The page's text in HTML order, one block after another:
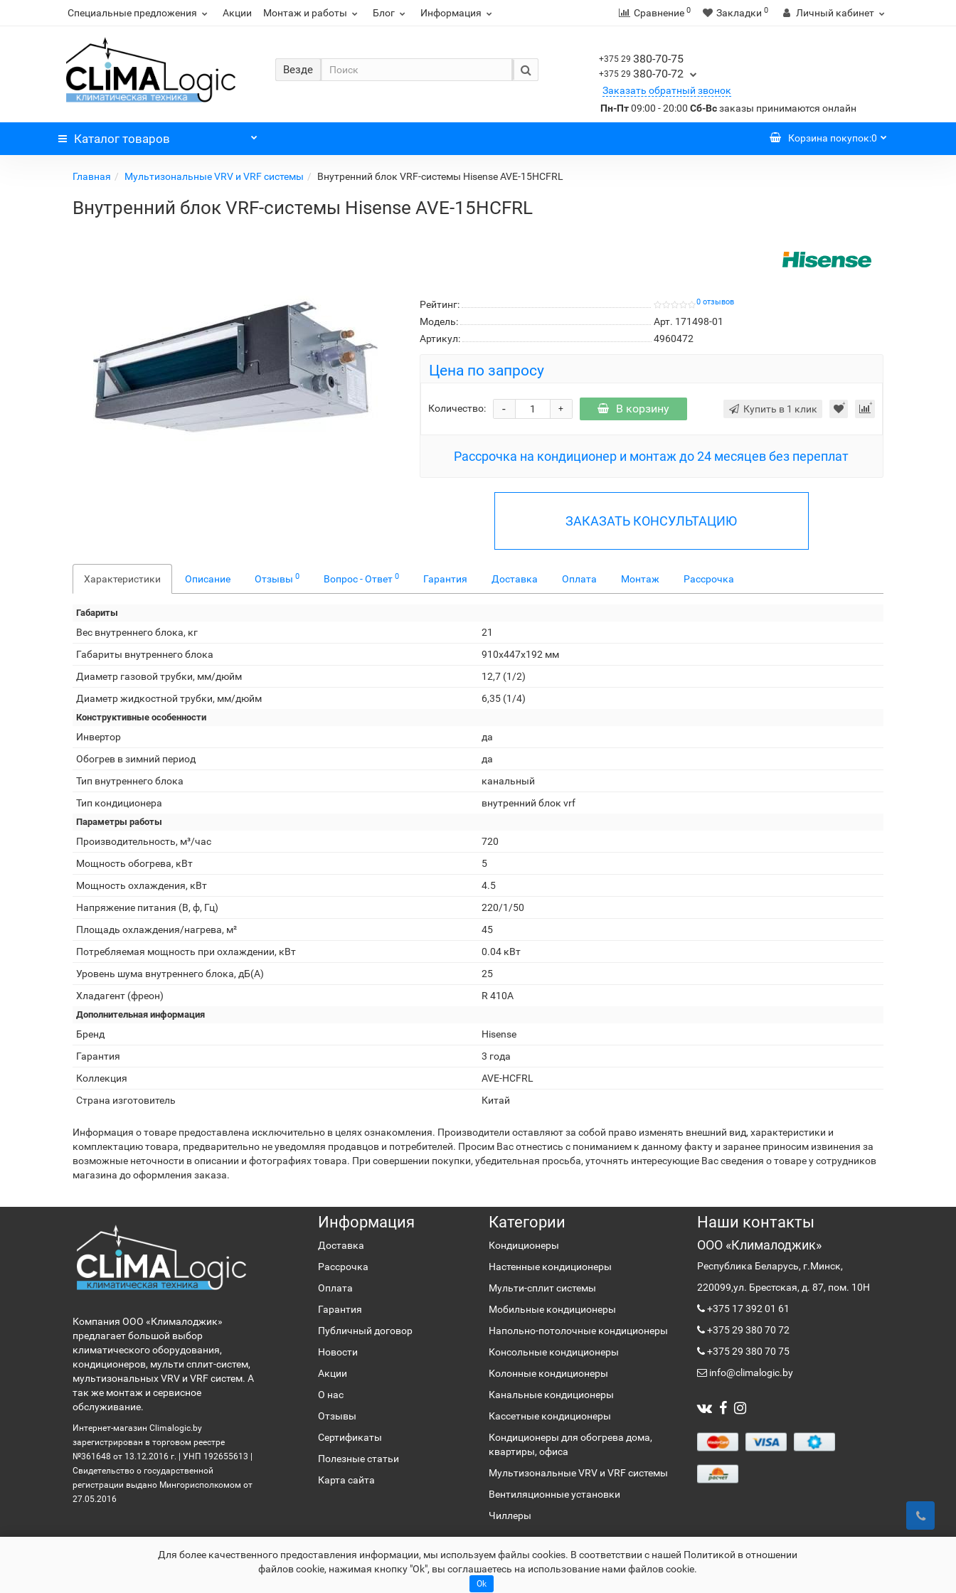
Специальные предложения Акции Монтаж и работы Блог Информация Сравнение 0 Закладки 0 Личный кабинет
Везде
+375 29 380-70-75
+375 29 380-70-72
Заказать обратный звонок
Пн-Пт09:00 - 20:00 Сб-Всзаказы принимаются онлайн
Каталог товаров Корзина покупок:0
Главная Мультизональные VRV и VRF системы Внутренний блок VRF-системы Hisense AVE-15HCFRL
Внутренний блок VRF-системы Hisense AVE-15HCFRL
Рейтинг: 0 отзывов
Модель:
Арт. 171498-01
Артикул:
4960472
Цена по запросу
Количество: +
- В корзину Купить в 1 клик
Рассрочка на кондиционер и монтаж до 24 месяцев без переплат
ЗАКАЗАТЬ КОНСУЛЬТАЦИЮ
Характеристики Описание Отзывы 0 Вопрос - Ответ 0 Гарантия Доставка Оплата Монтаж Рассрочка
Габариты
Вес внутреннего блока, кг
21
Габариты внутреннего блока
910x447x192 мм
Диаметр газовой трубки, мм/дюйм
12,7 (1/2)
Диаметр жидкостной трубки, мм/дюйм
6,35 (1/4)
Конструктивные особенности
Инвертор
да
Обогрев в зимний период
да
Тип внутреннего блока
канальный
Тип кондиционера
внутренний блок vrf
Параметры работы
Производительность, м³/час
720
Мощность обогрева, кВт
5
Мощность охлаждения, кВт
4.5
Напряжение питания (В, ф, Гц)
220/1/50
Площадь охлаждения/нагрева, м²
45
Потребляемая мощность при охлаждении, кВт
0.04 кВт
Уровень шума внутреннего блока, дБ(А)
25
Хладагент (фреон)
R 410A
Дополнительная информация
Бренд
Hisense
Гарантия
3 года
Коллекция
AVE-HCFRL
Страна изготовитель
Китай
Информация о товаре предоставлена исключительно в целях ознакомления. Производители оставляют за собой право изменять внешний вид, характеристики и
комплектацию товара, предварительно не уведомляя продавцов и потребителей. Просим Вас отнестись с пониманием к данному факту и заранее приносим извинения за
возможные неточности в описании и фотографиях товара. При совершении покупки, убедительная просьба, уточнять интересующие Вас сведения о товаре у сотрудников
магазина до оформления заказа.
Компания ООО «Клималоджик»
предлагает большой выбор
климатического оборудования,
кондиционеров, мульти сплит-систем,
мультизональных VRV и VRF систем. А
так же монтаж и сервисное
обслуживание.
Интернет-магазин Climalogic.by
зарегистрирован в торговом реестре
№361648 от 13.12.2016 г. | УНП 192655613 |
Свидетельство о государственной
регистрации выдано Мингорисполкомом от
27.05.2016
Информация
Доставка
Рассрочка
Оплата
Гарантия
Публичный договор
Новости
Акции
О нас
Отзывы
Сертификаты
Полезные статьи
Карта сайта
Категории
Кондиционеры
Настенные кондиционеры
Мульти-сплит системы
Мобильные кондиционеры
Напольно-потолочные кондиционеры
Консольные кондиционеры
Колонные кондиционеры
Канальные кондиционеры
Кассетные кондиционеры
Кондиционеры для обогрева дома,
квартиры, офиса
Мультизональные VRV и VRF системы
Вентиляционные установки
Чиллеры
Наши контакты
ООО «Клималоджик»
Республика Беларусь, г.Минск,
220099,ул. Брестская, д. 87, пом. 10Н
+375 17 392 01 61
+375 29 380 70 72
+375 29 380 70 75
info@climalogic.by
Раскрутка -cropas.by
Climalogic.by © 2016 - 2025
Для более качественного предоставления информации, мы используем файлы сookies. В соответствии с нашей Политикой в отношении
файлов cookie, нажимая кнопку "Ok", вы соглашаетесь на использование нами файлов cookie.
Ok